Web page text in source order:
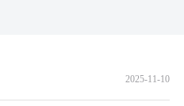
2025-11-10